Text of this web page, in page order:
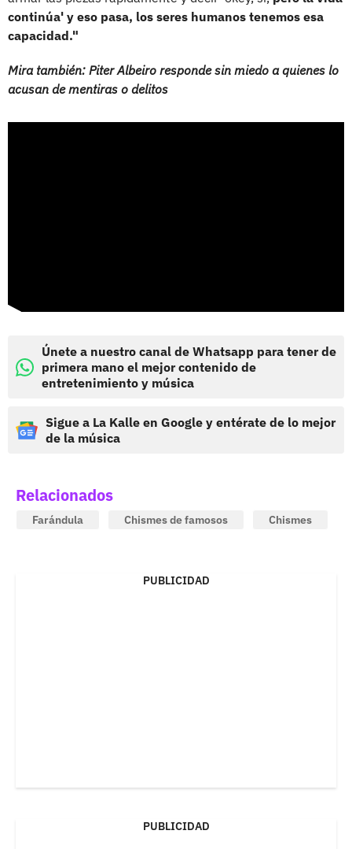
continúa' y eso pasa, los seres humanos tenemos esa
capacidad."
Mira también: Piter Albeiro responde sin miedo a quienes lo
acusan de mentiras o delitos
Únete a nuestro canal de Whatsapp para tener de
primera mano el mejor contenido de
entretenimiento y música
Sigue a La Kalle en Google y entérate de lo mejor
de la música
Relacionados
Farándula Chismes de famosos Chismes
PUBLICIDAD
PUBLICIDAD